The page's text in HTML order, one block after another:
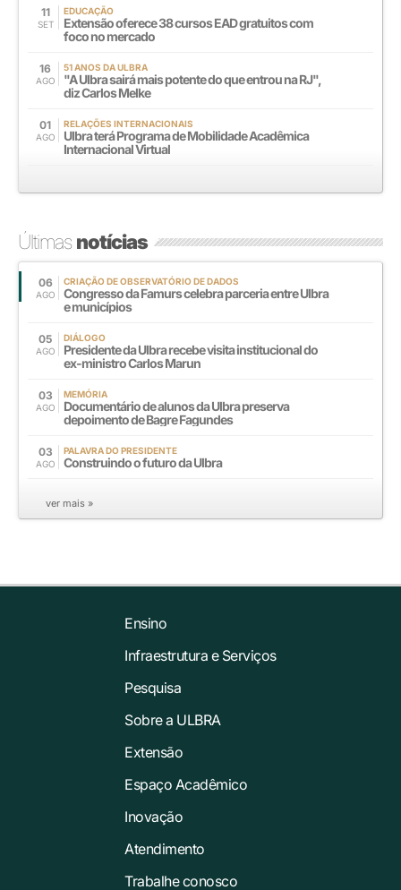
11
SET
EDUCAÇÃO
Extensão oferece 38 cursos EAD gratuitos com
foco no mercado
16
AGO
51 ANOS DA ULBRA
"A Ulbra sairá mais potente do que entrou na RJ",
diz Carlos Melke
01
AGO
RELAÇÕES INTERNACIONAIS
Ulbra terá Programa de Mobilidade Acadêmica
Internacional Virtual
Últimasnotícias
06
AGO
CRIAÇÃO DE OBSERVATÓRIO DE DADOS
Congresso da Famurs celebra parceria entre Ulbra
e municípios
05
AGO
DIÁLOGO
Presidente da Ulbra recebe visita institucional do
ex-ministro Carlos Marun
03
AGO
MEMÓRIA
Documentário de alunos da Ulbra preserva
depoimento de Bagre Fagundes
03
AGO
PALAVRA DO PRESIDENTE
Construindo o futuro da Ulbra
ver mais »
Ensino
Infraestrutura e Serviços
Pesquisa
Sobre a ULBRA
Extensão
Espaço Acadêmico
Inovação
Atendimento
Trabalhe conosco